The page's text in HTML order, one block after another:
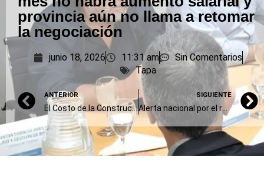
provincia aún no llama a retomar
la negociación
junio 18, 2026 11:31 am
Sin Comentarios
Tapa
ANTERIOR
El Costo de la Construcción en el Gran Buenos Aires subió 2,7% en mayo
SIGUIENTE
Alerta nacional por el robo de una cápsula radiactiva: qué tiene y por qué es tan peligrosa